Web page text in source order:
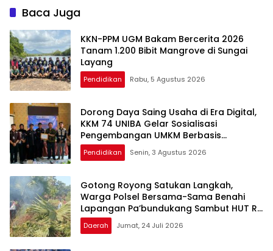
Beradaptasi
Baca Juga
KKN-PPM UGM Bakam Bercerita 2026
Tanam 1.200 Bibit Mangrove di Sungai
Layang
Pendidikan Rabu, 5 Agustus 2026
Dorong Daya Saing Usaha di Era Digital,
KKM 74 UNIBA Gelar Sosialisasi
Pengembangan UMKM Berbasis
Technopreneurship
Pendidikan Senin, 3 Agustus 2026
Gotong Royong Satukan Langkah,
Warga Polsel Bersama-Sama Benahi
Lapangan Pa’bundukang Sambut HUT RI
ke-81
Daerah Jumat, 24 Juli 2026